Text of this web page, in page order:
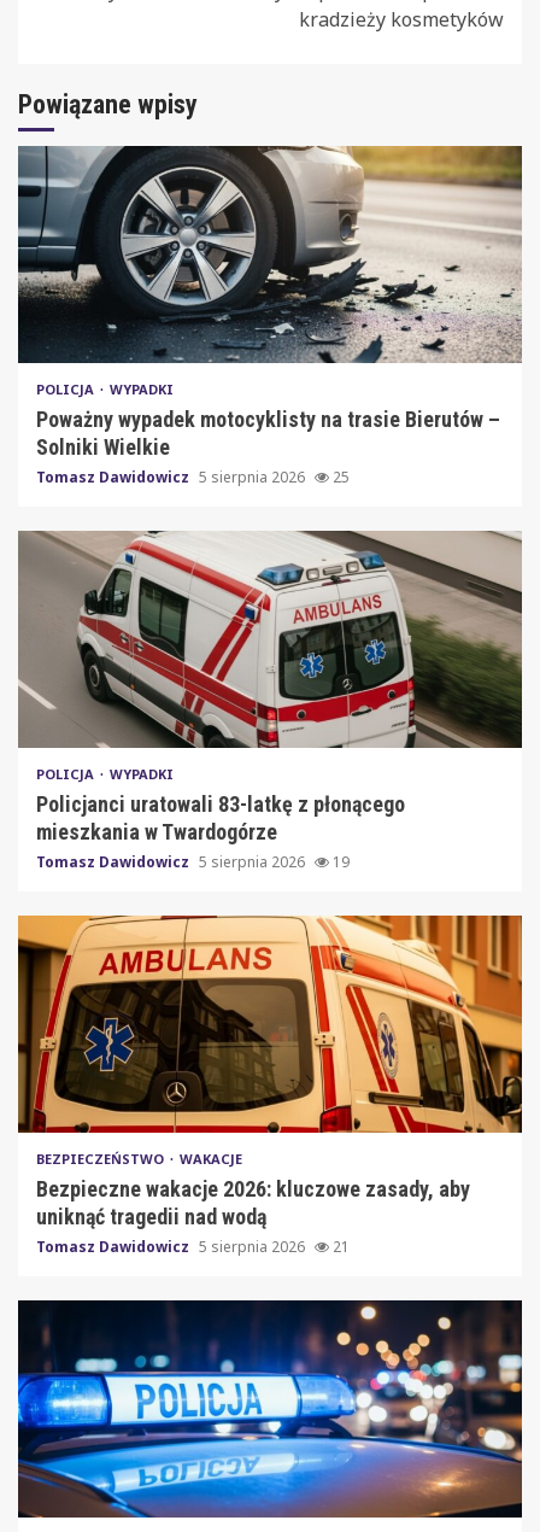
kradzieży kosmetyków
Powiązane wpisy
POLICJA WYPADKI
Poważny wypadek motocyklisty na trasie Bierutów –
Solniki Wielkie
Tomasz Dawidowicz 5 sierpnia 2026 25
POLICJA WYPADKI
Policjanci uratowali 83-latkę z płonącego
mieszkania w Twardogórze
Tomasz Dawidowicz 5 sierpnia 2026 19
BEZPIECZEŃSTWO WAKACJE
Bezpieczne wakacje 2026: kluczowe zasady, aby
uniknąć tragedii nad wodą
Tomasz Dawidowicz 5 sierpnia 2026 21